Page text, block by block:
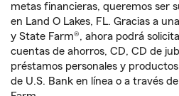
metas financieras, queremos ser
en Land O Lakes, FL. Gracias a
y State Farm®, ahora podrá
cuentas de ahorros, CD, CD de
préstamos personales y
de U.S. Bank en línea o a través